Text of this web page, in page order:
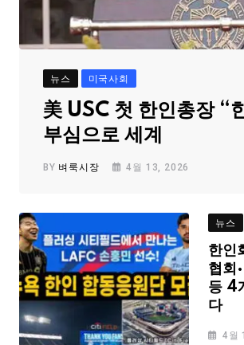
뉴스 미국사회
美 USC 첫 한인총장 “
부심으로 세계
BY 벼룩시장 4월 13, 2026
뉴스
한인
협회
등 4
다
4월